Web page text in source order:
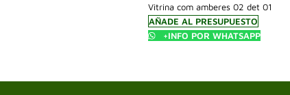
Vitrina com amberes 02 det 01
AÑADE AL PRESUPUESTO
+INFO POR WHATSAPP